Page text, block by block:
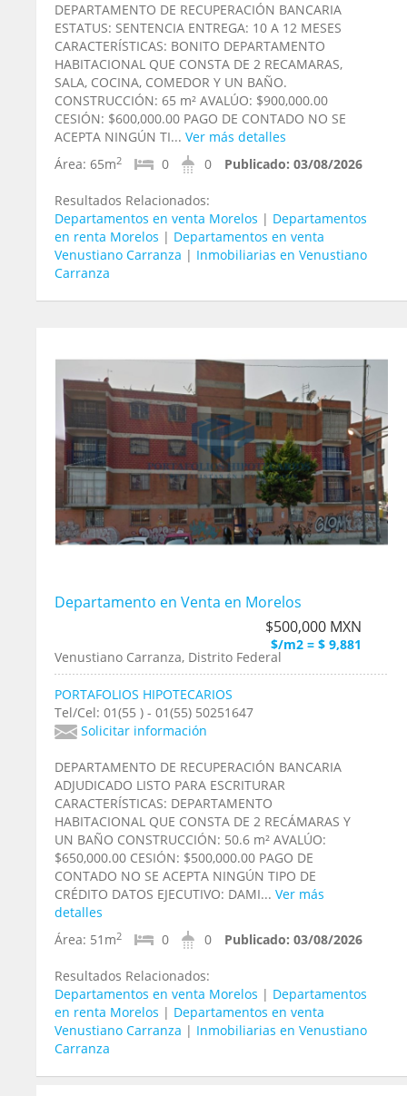
DEPARTAMENTO DE RECUPERACIÓN BANCARIA
ESTATUS: SENTENCIA ENTREGA: 10 A 12 MESES
CARACTERÍSTICAS: BONITO DEPARTAMENTO
HABITACIONAL QUE CONSTA DE 2 RECAMARAS,
SALA, COCINA, COMEDOR Y UN BAÑO.
CONSTRUCCIÓN: 65 m² AVALÚO: $900,000.00
CESIÓN: $600,000.00 PAGO DE CONTADO NO SE
ACEPTA NINGÚN TI... Ver más detalles
Área: 65m2 0 0 Publicado: 03/08/2026
Resultados Relacionados:
Departamentos en venta Morelos | Departamentos
en renta Morelos | Departamentos en venta
Venustiano Carranza | Inmobiliarias en Venustiano
Carranza
Departamento en Venta en Morelos
$500,000 MXN
$/m2 = $ 9,881
Venustiano Carranza, Distrito Federal
PORTAFOLIOS HIPOTECARIOS
Tel/Cel: 01(55 ) - 01(55) 50251647
Solicitar información
DEPARTAMENTO DE RECUPERACIÓN BANCARIA
ADJUDICADO LISTO PARA ESCRITURAR
CARACTERÍSTICAS: DEPARTAMENTO
HABITACIONAL QUE CONSTA DE 2 RECÁMARAS Y
UN BAÑO CONSTRUCCIÓN: 50.6 m² AVALÚO:
$650,000.00 CESIÓN: $500,000.00 PAGO DE
CONTADO NO SE ACEPTA NINGÚN TIPO DE
CRÉDITO DATOS EJECUTIVO: DAMI... Ver más
detalles
Área: 51m2 0 0 Publicado: 03/08/2026
Resultados Relacionados:
Departamentos en venta Morelos | Departamentos
en renta Morelos | Departamentos en venta
Venustiano Carranza | Inmobiliarias en Venustiano
Carranza